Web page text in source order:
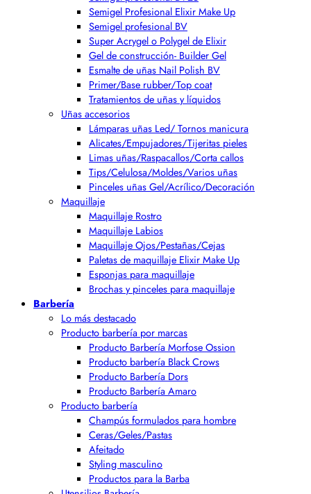
Semigel Profesional Elixir Make Up
Semigel profesional BV
Super Acrygel o Polygel de Elixir
Gel de construcción- Builder Gel
Esmalte de uñas Nail Polish BV
Primer/Base rubber/Top coat
Tratamientos de uñas y líquidos
Uñas accesorios
Lámparas uñas Led/ Tornos manicura
Alicates/Empujadores/Tijeritas pieles
Limas uñas/Raspacallos/Corta callos
Tips/Celulosa/Moldes/Varios uñas
Pinceles uñas Gel/Acrílico/Decoración
Maquillaje
Maquillaje Rostro
Maquillaje Labios
Maquillaje Ojos/Pestañas/Cejas
Paletas de maquillaje Elixir Make Up
Esponjas para maquillaje
Brochas y pinceles para maquillaje
Barbería
Lo más destacado
Producto barbería por marcas
Producto Barbería Morfose Ossion
Producto barbería Black Crows
Producto Barbería Dors
Producto Barbería Amaro
Producto barbería
Champús formulados para hombre
Ceras/Geles/Pastas
Afeitado
Styling masculino
Productos para la Barba